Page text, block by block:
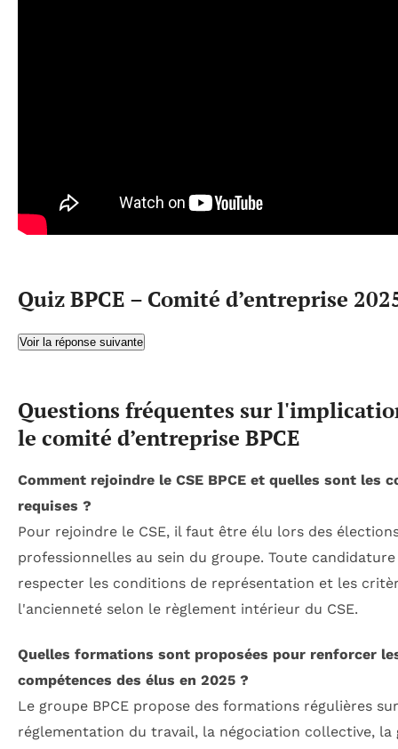
Quiz BPCE – Comité d’entreprise
Voir la réponse suivante
Questions fréquentes sur
le comité d’entreprise BPCE
Comment rejoindre le CSE BPCE et quelles sont les
requises ?
Pour rejoindre le CSE, il faut être élu lors des
professionnelles au sein du groupe. Toute
respecter les conditions de représentation et les
l'ancienneté selon le règlement intérieur du CSE.
Quelles formations sont proposées pour renforcer
compétences des élus en 2025 ?
Le groupe BPCE propose des formations régulières
réglementation du travail, la négociation collective, la